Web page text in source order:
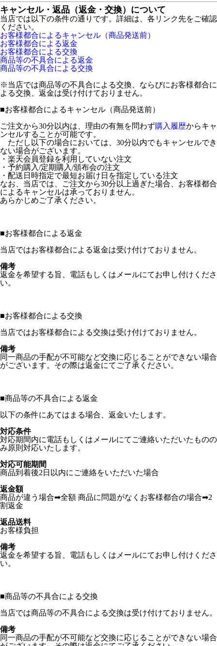
キャンセル・返品（返金・交換）について
当店では以下の条件の通りです。詳細は、各リンク先をご確認
ください。
お客様都合によるキャンセル（商品発送前）
お客様都合による返金
お客様都合による交換
商品等の不具合による返金
商品等の不具合による交換
※当店では商品等の不具合による交換、ならびにお客様都合に
よる交換、返金は受け付けておりません。
■お客様都合によるキャンセル（商品発送前）
ご注文から30分以内は、理由の有無を問わず購入履歴からキャ
ンセルすることが可能です。
ただし以下の場合においては、30分以内でもキャンセルでき
ない場合がございます。
・楽天会員登録を利用していない注文
・予約購入/定期購入/頒布会の注文
・配送日時指定で最短お届け日を指定している注文
なお、当店では、ご注文から30分以上過ぎた場合、お客様都合
によるキャンセルは承っておりません。
あらかじめご了承ください。
■お客様都合による返金
当店ではお客様都合による返金は受け付けておりません。
備考
返金を希望する旨、電話もしくはメールにてお申し付けくださ
い。
■お客様都合による交換
当店ではお客様都合による交換は受け付けておりません。
備考
同一商品の手配が不可能など交換に応じることができない場合
がございます。その際は返金にてご了承ください。
■商品等の不具合による返金
以下の条件にあてはまる場合、返金いたします。
対応条件
対応期間内に電話もしくはメールにてご連絡いただいたものの
み原則対応いたします。
対応可能期間
商品到着後2日以内にご連絡をいただいた場合
返金額
商品が違う場合➡全額 商品に問題がなくお客様都合の場合➡2
割返金
返品送料
お客様負担
備考
返金を希望する旨、電話もしくはメールにてお申し付けくださ
い。
■商品等の不具合による交換
当店では商品等の不具合による交換は受け付けておりません。
備考
同一商品の手配が不可能など交換に応じることができない場合